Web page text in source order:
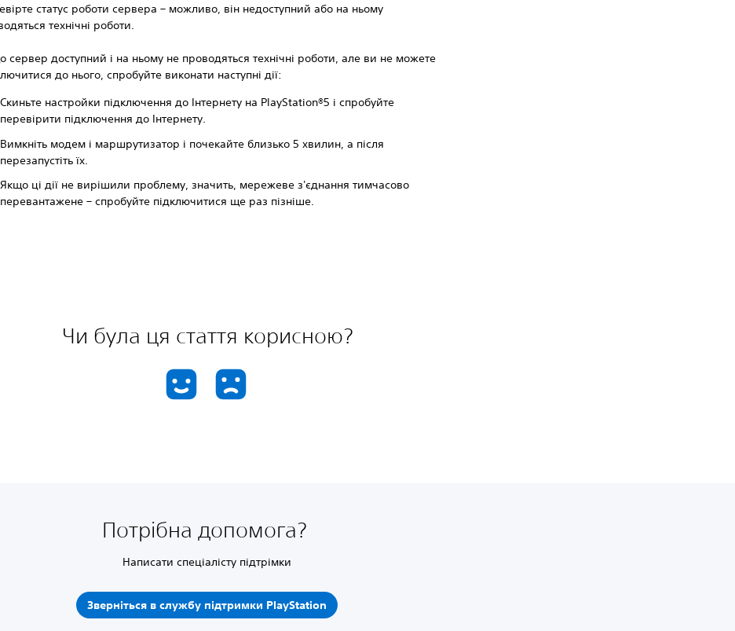
статус роботи сервера – можливо, він недоступний або на ньому
технічні роботи.
сервер доступний і на ньому не проводяться технічні роботи, але ви не можете
до нього, спробуйте виконати наступні дії:
Скиньте настройки підключення до Інтернету на PlayStation®5 і спробуйте
перевірити підключення до Інтернету.
Вимкніть модем і маршрутизатор і почекайте близько 5 хвилин, а після
перезапустіть їх.
Якщо ці дії не вирішили проблему, значить, мережеве з'єднання тимчасово
перевантажене – спробуйте підключитися ще раз пізніше.
Чи була ця стаття корисною?
Потрібна допомога?
Написати спеціалісту підтрімки
Зверніться в службу підтримки PlayStation